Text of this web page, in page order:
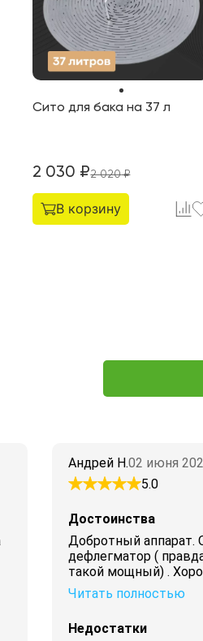
Сито для бака на 37 л
2 030 ₽2 020₽
В корзину
Андрей Н.02 июня
5.0
Достоинства
Добротный аппарат.
дефлегматор (
такой мощный) .
Читать полностью
Недостатки